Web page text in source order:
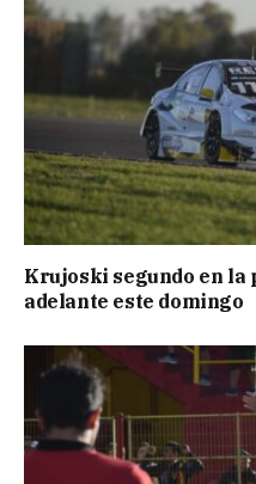
Krujoski segundo en
adelante este domingo